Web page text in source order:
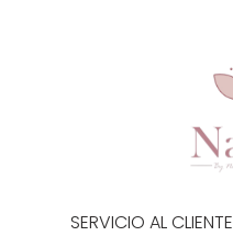
SERVICIO AL CLIENTE